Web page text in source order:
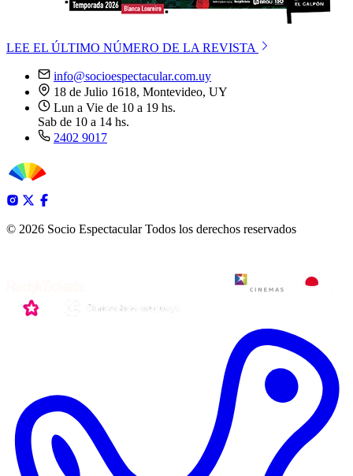
LEE EL ÚLTIMO NÚMERO DE LA REVISTA
info@socioespectacular.com.uy
18 de Julio 1618, Montevideo, UY
Lun a Vie de 10 a 19 hs.
Sab de 10 a 14 hs.
2402 9017
© 2026 Socio Espectacular Todos los derechos reservados